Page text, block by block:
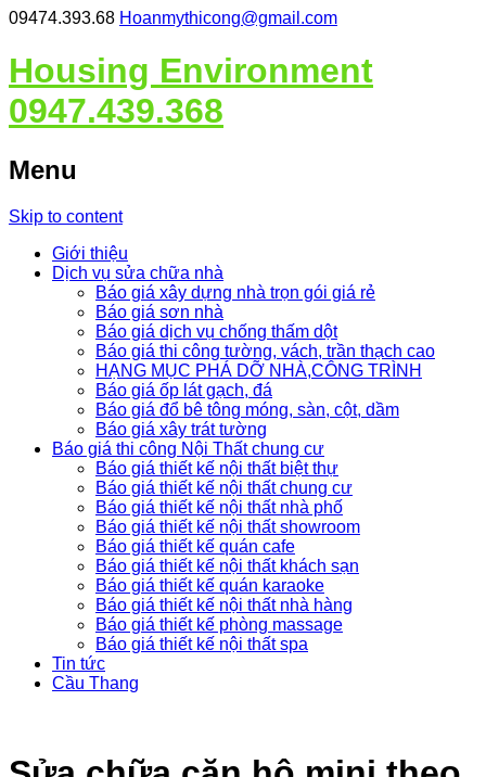
09474.393.68 Hoanmythicong@gmail.com
Housing Environment
0947.439.368
Menu
Skip to content
Giới thiệu
Dịch vụ sửa chữa nhà
Báo giá xây dựng nhà trọn gói giá rẻ
Báo giá sơn nhà
Báo giá dịch vụ chống thấm dột
Báo giá thi công tường, vách, trần thạch cao
HẠNG MỤC PHÁ DỠ NHÀ,CÔNG TRÌNH
Báo giá ốp lát gạch, đá
Báo giá đổ bê tông móng, sàn, cột, dầm
Báo giá xây trát tường
Báo giá thi công Nội Thất chung cư
Báo giá thiết kế nội thất biệt thự
Báo giá thiết kế nội thất chung cư
Báo giá thiết kế nội thất nhà phố
Báo giá thiết kế nội thất showroom
Báo giá thiết kế quán cafe
Báo giá thiết kế nội thất khách sạn
Báo giá thiết kế quán karaoke
Báo giá thiết kế nội thất nhà hàng
Báo giá thiết kế phòng massage
Báo giá thiết kế nội thất spa
Tin tức
Cầu Thang